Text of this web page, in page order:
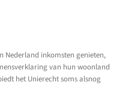
Nederland inkomsten genieten,
van hun woonland
het Unierecht soms alsnog